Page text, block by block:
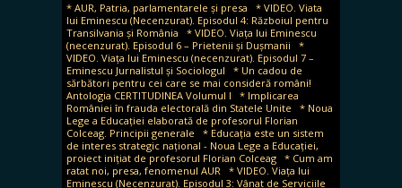
* AUR, Patria, parlamentarele și presa
* VIDEO. Viata
lui Eminescu (Necenzurat). Episodul 4: Războiul pentru
Transilvania și România
* VIDEO. Viața lui Eminescu
(necenzurat). Episodul 6 – Prietenii și Dușmanii
*
VIDEO. Viața lui Eminescu (necenzurat). Episodul 7 –
Eminescu Jurnalistul și Sociologul
* Un cadou de
sărbători pentru cei care se mai consideră români!
Antologia CERTITUDINEA Volumul I
* Implicarea
României în frauda electorală din Statele Unite
* Noua
Lege a Educației elaborată de profesorul Florian
Colceag. Principii generale
* Educația este un sistem
de interes strategic național - Noua Lege a Educației,
proiect inițiat de profesorul Florian Colceag * Cum am
ratat noi, presa, fenomenul AUR * VIDEO. Viața lui
Eminescu (Necenzurat). Episodul 3: Vânat de Serviciile